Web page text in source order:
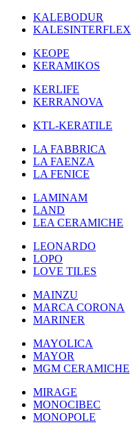
KALEBODUR
KALESINTERFLEX
KEOPE
KERAMIKOS
KERLIFE
KERRANOVA
KTL-KERATILE
LA FABBRICA
LA FAENZA
LA FENICE
LAMINAM
LAND
LEA CERAMICHE
LEONARDO
LOPO
LOVE TILES
MAINZU
MARCA CORONA
MARINER
MAYOLICA
MAYOR
MGM CERAMICHE
MIRAGE
MONOCIBEC
MONOPOLE